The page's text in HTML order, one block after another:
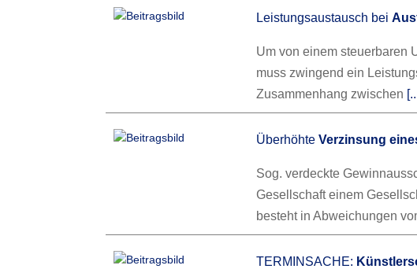
Leistungsaustausch bei
Um von einem steuerbaren
muss zwingend ein
Zusammenhang zwischen
ÜberhöhteVerzinsung
Sog. verdeckte
Gesellschaft einem
besteht in Abweichungen
TERMINSACHE: